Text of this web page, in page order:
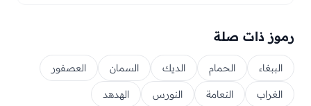
رموز ذات صلة
الببغاء الحمام الديك السمان العصفور
الغراب النعامة النورس الهدهد